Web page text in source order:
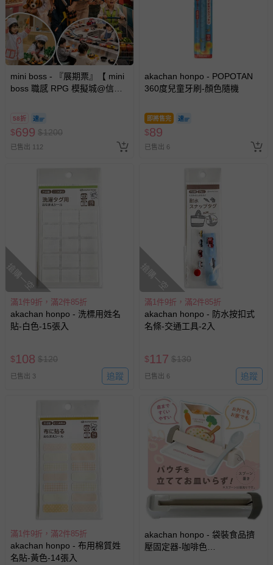
mini boss - 『展期票』【 mini
boss 職感 RPG 模擬城@信義
期作廢) (兒童票(2歲以上)贈一
名陪伴成人)
58折
$699 $1200
已售出 112
akachan honpo - POPOTAN
360度兒童牙刷-顏色隨機
即將售完
$89
已售出 6
搶購一空
滿1件9折，滿2件85折
akachan honpo - 洗標用姓名
貼-白色-15張入
$108 $120
已售出 3 追蹤
搶購一空
滿1件9折，滿2件85折
akachan honpo - 防水按扣式
名條-交通工具-2入
$117 $130
已售出 6 追蹤
滿1件9折，滿2件85折
akachan honpo - 布用棉質姓
名貼-黃色-14張入
akachan honpo - 袋裝食品擠
壓固定器-咖啡色